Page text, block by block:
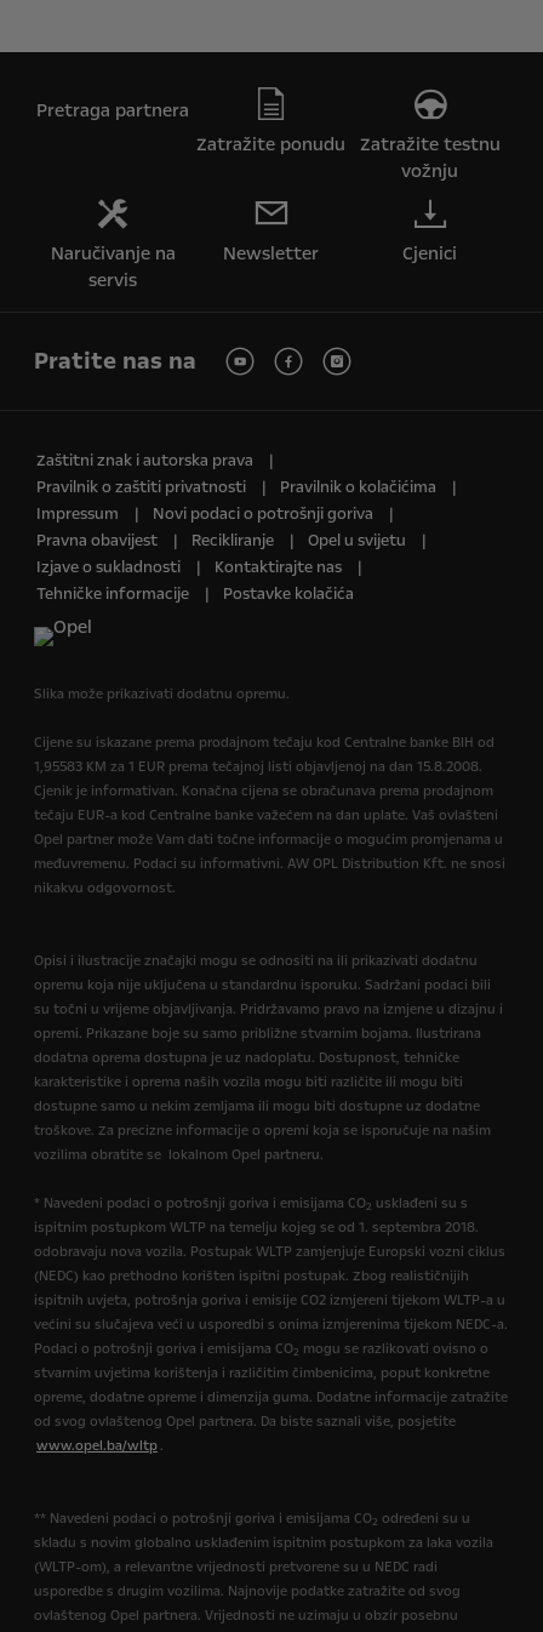
Pretraga partnera
Zatražite ponudu
Zatražite testnu
vožnju
Naručivanje na
servis
Newsletter Cjenici
Pratite nas na
Zaštitni znak i autorska prava
Pravilnik o zaštiti privatnosti
Pravilnik o kolačićima
Impressum
Novi podaci o potrošnji goriva
Pravna obavijest
Recikliranje
Opel u svijetu
Izjave o sukladnosti
Kontaktirajte nas
Tehničke informacije
Postavke kolačića
Slika može prikazivati dodatnu opremu.
Cijene su iskazane prema prodajnom tečaju kod Centralne banke BIH od
1,95583 KM za 1 EUR prema tečajnoj listi objavljenoj na dan 15.8.2008.
Cjenik je informativan. Konačna cijena se obračunava prema prodajnom
tečaju EUR-a kod Centralne banke važećem na dan uplate. Vaš ovlašteni
Opel partner može Vam dati točne informacije o mogućim promjenama u
međuvremenu. Podaci su informativni. AW OPL Distribution Kft. ne snosi
nikakvu odgovornost.
Opisi i ilustracije značajki mogu se odnositi na ili prikazivati dodatnu
opremu koja nije uključena u standardnu isporuku. Sadržani podaci bili
su točni u vrijeme objavljivanja. Pridržavamo pravo na izmjene u dizajnu i
opremi. Prikazane boje su samo približne stvarnim bojama. Ilustrirana
dodatna oprema dostupna je uz nadoplatu. Dostupnost, tehničke
karakteristike i oprema naših vozila mogu biti različite ili mogu biti
dostupne samo u nekim zemljama ili mogu biti dostupne uz dodatne
troškove. Za precizne informacije o opremi koja se isporučuje na našim
vozilima obratite se lokalnom Opel partneru.
* Navedeni podaci o potrošnji goriva i emisijama CO2 usklađeni su s
ispitnim postupkom WLTP na temelju kojeg se od 1. septembra 2018.
odobravaju nova vozila. Postupak WLTP zamjenjuje Europski vozni ciklus
(NEDC) kao prethodno korišten ispitni postupak. Zbog realističnijih
ispitnih uvjeta, potrošnja goriva i emisije CO2 izmjereni tijekom WLTP-a u
većini su slučajeva veći u usporedbi s onima izmjerenima tijekom NEDC-a.
Podaci o potrošnji goriva i emisijama CO2 mogu se razlikovati ovisno o
stvarnim uvjetima korištenja i različitim čimbenicima, poput konkretne
opreme, dodatne opreme i dimenzija guma. Dodatne informacije zatražite
od svog ovlaštenog Opel partnera. Da biste saznali više, posjetite
www.opel.ba/wltp .
** Navedeni podaci o potrošnji goriva i emisijama CO2 određeni su u
skladu s novim globalno usklađenim ispitnim postupkom za laka vozila
(WLTP-om), a relevantne vrijednosti pretvorene su u NEDC radi
usporedbe s drugim vozilima. Najnovije podatke zatražite od svog
ovlaštenog Opel partnera. Vrijednosti ne uzimaju u obzir posebnu